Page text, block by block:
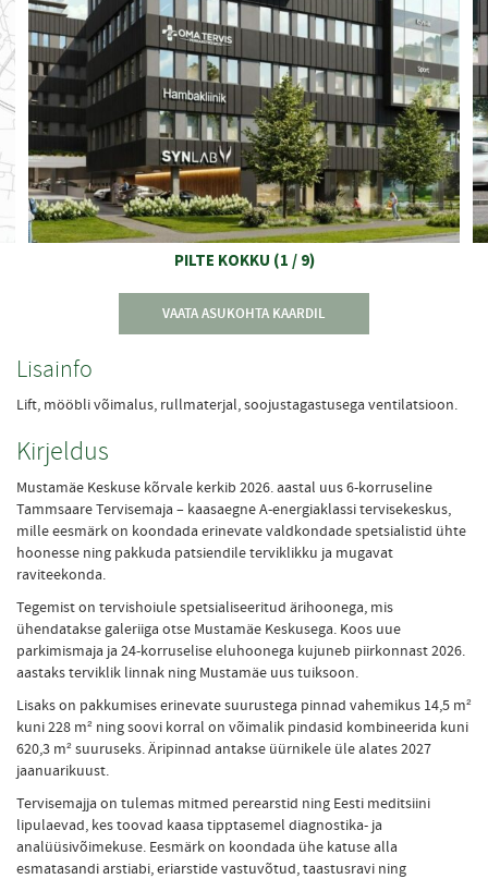
PILTE KOKKU (1 / 9)
VAATA ASUKOHTA KAARDIL
Lisainfo
Lift, mööbli võimalus, rullmaterjal, soojustagastusega ventilatsioon.
Kirjeldus
Mustamäe Keskuse kõrvale kerkib 2026. aastal uus 6-korruseline
Tammsaare Tervisemaja – kaasaegne A-energiaklassi tervisekeskus,
mille eesmärk on koondada erinevate valdkondade spetsialistid ühte
hoonesse ning pakkuda patsiendile terviklikku ja mugavat
raviteekonda.
Tegemist on tervishoiule spetsialiseeritud ärihoonega, mis
ühendatakse galeriiga otse Mustamäe Keskusega. Koos uue
parkimismaja ja 24-korruselise eluhoonega kujuneb piirkonnast 2026.
aastaks terviklik linnak ning Mustamäe uus tuiksoon.
Lisaks on pakkumises erinevate suurustega pinnad vahemikus 14,5 m²
kuni 228 m² ning soovi korral on võimalik pindasid kombineerida kuni
620,3 m² suuruseks. Äripinnad antakse üürnikele üle alates 2027
jaanuarikuust.
Tervisemajja on tulemas mitmed perearstid ning Eesti meditsiini
lipulaevad, kes toovad kaasa tipptasemel diagnostika- ja
analüüsivõimekuse. Eesmärk on koondada ühe katuse alla
esmatasandi arstiabi, eriarstide vastuvõtud, taastusravi ning